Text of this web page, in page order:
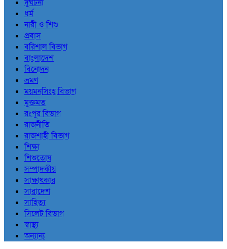
দুর্ঘটনা
ধর্ম
নারী ও শিশু
প্রবাস
বরিশাল বিভাগ
বাংলাদেশ
বিনোদন
ভ্রমণ
ময়মনসিংহ বিভাগ
মুক্তমত
রংপুর বিভাগ
রাজনীতি
রাজশাহী বিভাগ
শিক্ষা
শিশুতোষ
সম্পাদকীয়
সাক্ষাৎকার
সারাদেশ
সাহিত্য
সিলেট বিভাগ
স্বাস্থ্য
অন্যান্য